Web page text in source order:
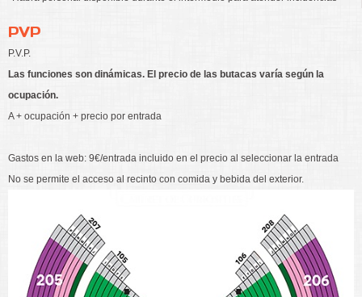
PVP
P.V.P.
Las funciones son dinámicas. El precio de las butacas varía según la
ocupación.
A + ocupación + precio por entrada
Gastos en la web: 9€/entrada incluido en el precio al seleccionar la entrada
No se permite el acceso al recinto con comida y bebida del exterior.